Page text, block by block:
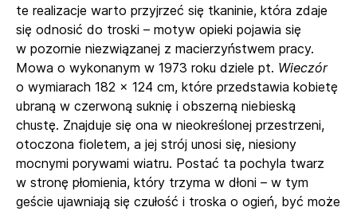
te realizacje warto przyjrzeć się tkaninie, która zdaje
się odnosić do troski – motyw opieki pojawia się
w pozornie niezwiązanej z macierzyństwem pracy.
Mowa o wykonanym w 1973 roku dziele pt. Wieczór
o wymiarach 182 × 124 cm, które przedstawia kobietę
ubraną w czerwoną suknię i obszerną niebieską
chustę. Znajduje się ona w nieokreślonej przestrzeni,
otoczona fioletem, a jej strój unosi się, niesiony
mocnymi porywami wiatru. Postać ta pochyla twarz
w stronę płomienia, który trzyma w dłoni – w tym
geście ujawniają się czułość i troska o ogień, być może